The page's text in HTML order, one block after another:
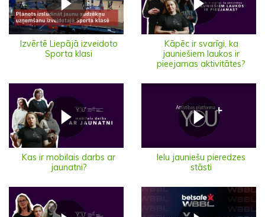
Izvērtē Liepājā izveidoto
Sporta klasi
Kāpēc ir svarīgi, ka
jauniešiem laukos ir
pieejamas aktivitātes?
Kas ir mobilais darbs ar
jaunatni?
Ielu jauniešu pieredzes
stāsti